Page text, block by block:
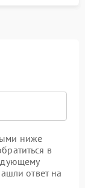
ниже
в
ответ на